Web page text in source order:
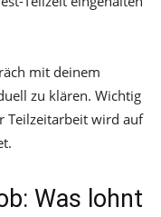
mit deinem
zu klären. Wichtig
Teilzeitarbeit wird auf
Was lohnt